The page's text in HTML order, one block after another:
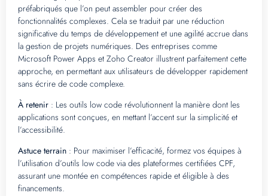
préfabriqués que l’on peut assembler pour créer des
fonctionnalités complexes. Cela se traduit par une réduction
significative du temps de développement et une agilité accrue dans
la gestion de projets numériques. Des entreprises comme
Microsoft Power Apps et Zoho Creator illustrent parfaitement cette
approche, en permettant aux utilisateurs de développer rapidement
sans écrire de code complexe.
À retenir : Les outils low code révolutionnent la manière dont les
applications sont conçues, en mettant l’accent sur la simplicité et
l’accessibilité.
Astuce terrain : Pour maximiser l’efficacité, formez vos équipes à
l’utilisation d’outils low code via des plateformes certifiées CPF,
assurant une montée en compétences rapide et éligible à des
financements.